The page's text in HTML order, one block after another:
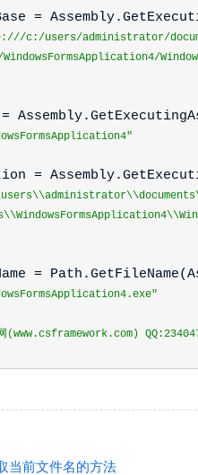
=
///c:/users/administrator/
=
=
(www.csframework.com)
当前文件名的方法